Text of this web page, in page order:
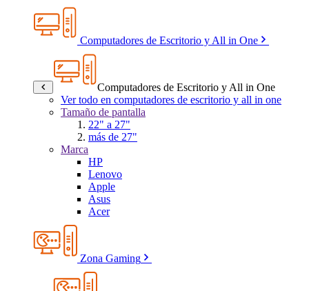
Computadores de Escritorio y All in One
Computadores de Escritorio y All in One
Ver todo en computadores de escritorio y all in one
Tamaño de pantalla
22" a 27"
más de 27"
Marca
HP
Lenovo
Apple
Asus
Acer
Zona Gaming